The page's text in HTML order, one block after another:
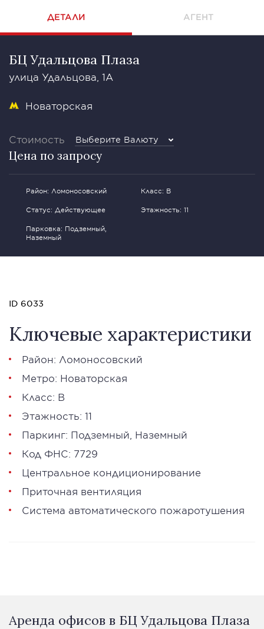
ДЕТАЛИ АГЕНТ
БЦ Удальцова Плаза
улица Удальцова, 1А
Новаторская
Стоимость Выберите Валюту
Цена по запросу
Район: Ломоносовский Класс: В
Статус: Действующее Этажность: 11
Парковка: Подземный,
Наземный
ID 6033
Ключевые характеристики
Район: Ломоносовский
Метро: Новаторская
Класс: В
Этажность: 11
Паркинг: Подземный, Наземный
Код ФНС: 7729
Центральное кондиционирование
Приточная вентиляция
Система автоматического пожаротушения
Аренда офисов в БЦ Удальцова Плаза